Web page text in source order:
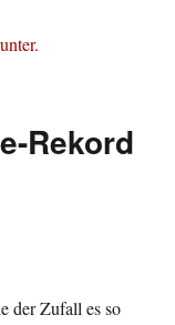
Rekord
der Zufall es so